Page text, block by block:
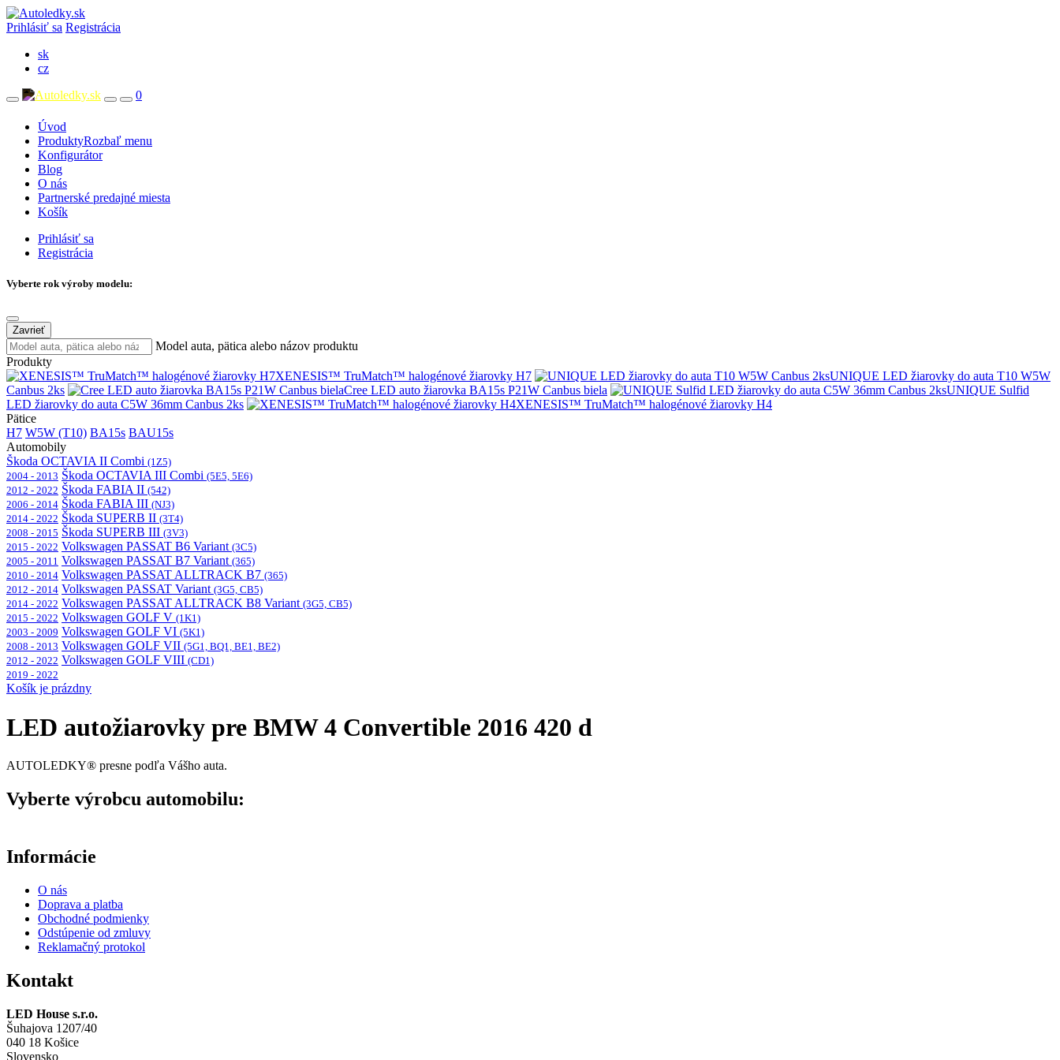
Prihlásiť sa Registrácia
sk
cz
0
Úvod
ProduktyRozbaľ menu
Konfigurátor
Blog
O nás
Partnerské predajné miesta
Košík
Prihlásiť sa
Registrácia
Vyberte rok výroby modelu:
Zavrieť
Model auta, pätica alebo názov produktu
Produkty
XENESIS™ TruMatch™ halogénové žiarovky H7
UNIQUE LED žiarovky do auta T10 W5W
Canbus 2ks
Cree LED auto žiarovka BA15s P21W Canbus biela
UNIQUE Sulfid
LED žiarovky do auta C5W 36mm Canbus 2ks
XENESIS™ TruMatch™ halogénové žiarovky H4
Pätice
H7 W5W (T10) BA15s BAU15s
Automobily
Škoda OCTAVIA II Combi (1Z5)
2004 - 2013 Škoda OCTAVIA III Combi (5E5, 5E6)
2012 - 2022 Škoda FABIA II (542)
2006 - 2014 Škoda FABIA III (NJ3)
2014 - 2022 Škoda SUPERB II (3T4)
2008 - 2015 Škoda SUPERB III (3V3)
2015 - 2022 Volkswagen PASSAT B6 Variant (3C5)
2005 - 2011 Volkswagen PASSAT B7 Variant (365)
2010 - 2014 Volkswagen PASSAT ALLTRACK B7 (365)
2012 - 2014 Volkswagen PASSAT Variant (3G5, CB5)
2014 - 2022 Volkswagen PASSAT ALLTRACK B8 Variant (3G5, CB5)
2015 - 2022 Volkswagen GOLF V (1K1)
2003 - 2009 Volkswagen GOLF VI (5K1)
2008 - 2013 Volkswagen GOLF VII (5G1, BQ1, BE1, BE2)
2012 - 2022 Volkswagen GOLF VIII (CD1)
2019 - 2022
Košík je prázdny
LED autožiarovky pre BMW 4 Convertible 2016 420 d
AUTOLEDKY® presne podľa Vášho auta.
Vyberte výrobcu automobilu:
Informácie
O nás
Doprava a platba
Obchodné podmienky
Odstúpenie od zmluvy
Reklamačný protokol
Kontakt
LED House s.r.o.
Šuhajova 1207/40
040 18 Košice
Slovensko